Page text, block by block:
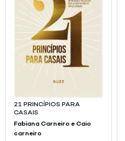
21 PRINCÍPIOS PARA
CASAIS
Fabiana Carneiro e Caio
carneiro